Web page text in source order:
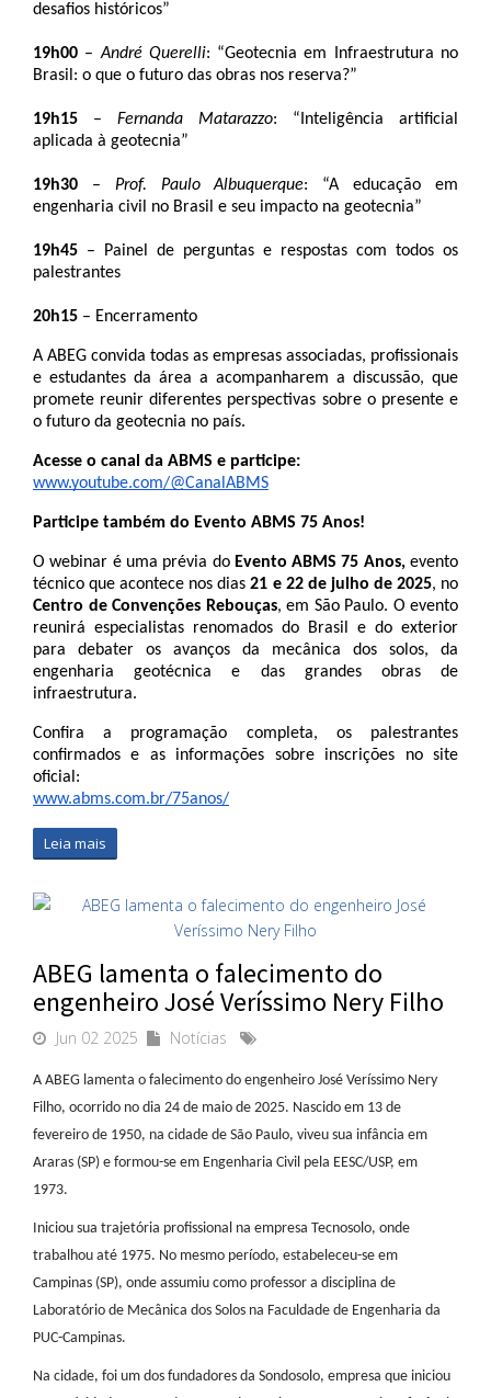
desafios históricos”
19h00 – André Querelli: “Geotecnia em Infraestrutura no
Brasil: o que o futuro das obras nos reserva?”
19h15 – Fernanda Matarazzo: “Inteligência artificial
aplicada à geotecnia”
19h30 – Prof. Paulo Albuquerque: “A educação em
engenharia civil no Brasil e seu impacto na geotecnia”
19h45 – Painel de perguntas e respostas com todos os
palestrantes
20h15 – Encerramento
A ABEG convida todas as empresas associadas, profissionais
e estudantes da área a acompanharem a discussão, que
promete reunir diferentes perspectivas sobre o presente e
o futuro da geotecnia no país.
Acesse o canal da ABMS e participe:
www.youtube.com/@CanalABMS
Participe também do Evento ABMS 75 Anos!
O webinar é uma prévia do Evento ABMS 75 Anos, evento
técnico que acontece nos dias 21 e 22 de julho de 2025
Centro de Convenções Rebouças, em São Paulo. O evento
reunirá especialistas renomados do Brasil e do exterior
para debater os avanços da mecânica dos solos, da
engenharia geotécnica e das grandes obras de
infraestrutura.
Confira a programação completa, os palestrantes
confirmados e as informações sobre inscrições no site
oficial:
www.abms.com.br/75anos/
Leia mais
ABEG lamenta o falecimento do
engenheiro José Veríssimo Nery Filho
Jun 02 2025 Notícias
A ABEG lamenta o falecimento do engenheiro José Veríssimo Nery
Filho, ocorrido no dia 24 de maio de 2025. Nascido em 13 de
fevereiro de 1950, na cidade de São Paulo, viveu sua infância em
Araras (SP) e formou-se em Engenharia Civil pela EESC/USP, em
1973.
Iniciou sua trajetória profissional na empresa Tecnosolo, onde
trabalhou até 1975. No mesmo período, estabeleceu-se em
Campinas (SP), onde assumiu como professor a disciplina de
Laboratório de Mecânica dos Solos na Faculdade de Engenharia da
PUC-Campinas.
Na cidade, foi um dos fundadores da Sondosolo, empresa que iniciou